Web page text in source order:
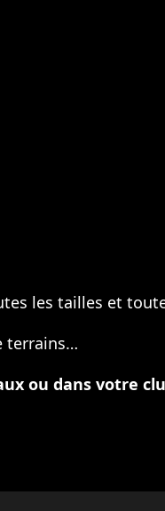
les tailles et
terrains…
ou dans votre